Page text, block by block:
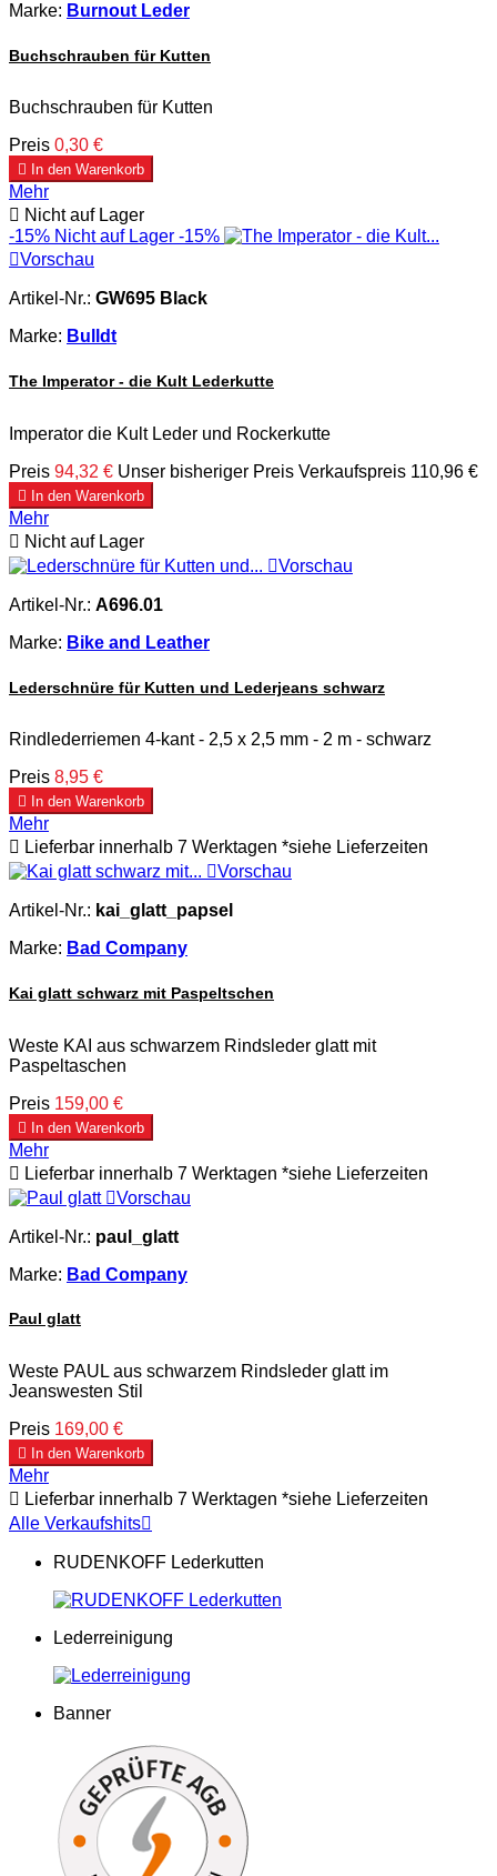
Marke: Burnout Leder
Buchschrauben für Kutten
Buchschrauben für Kutten
Preis 0,30 €
 In den Warenkorb
Mehr
 Nicht auf Lager
-15% Nicht auf Lager -15%
Vorschau
Artikel-Nr.: GW695 Black
Marke: Bulldt
The Imperator - die Kult Lederkutte
Imperator die Kult Leder und Rockerkutte
Preis 94,32 € Unser bisheriger Preis Verkaufspreis 110,96 €
 In den Warenkorb
Mehr
 Nicht auf Lager
Vorschau
Artikel-Nr.: A696.01
Marke: Bike and Leather
Lederschnüre für Kutten und Lederjeans schwarz
Rindlederriemen 4-kant - 2,5 x 2,5 mm - 2 m - schwarz
Preis 8,95 €
 In den Warenkorb
Mehr
 Lieferbar innerhalb 7 Werktagen *siehe Lieferzeiten
Vorschau
Artikel-Nr.: kai_glatt_papsel
Marke: Bad Company
Kai glatt schwarz mit Paspeltschen
Weste KAI aus schwarzem Rindsleder glatt mit
Paspeltaschen
Preis 159,00 €
 In den Warenkorb
Mehr
 Lieferbar innerhalb 7 Werktagen *siehe Lieferzeiten
Vorschau
Artikel-Nr.: paul_glatt
Marke: Bad Company
Paul glatt
Weste PAUL aus schwarzem Rindsleder glatt im
Jeanswesten Stil
Preis 169,00 €
 In den Warenkorb
Mehr
 Lieferbar innerhalb 7 Werktagen *siehe Lieferzeiten
Alle Verkaufshits
RUDENKOFF Lederkutten
Lederreinigung
Banner